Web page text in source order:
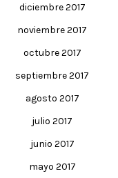
diciembre 2017
noviembre 2017
octubre 2017
septiembre 2017
agosto 2017
julio 2017
junio 2017
mayo 2017